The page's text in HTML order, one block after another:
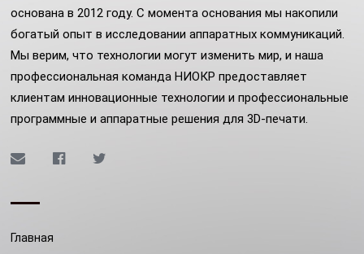
основана в 2012 году. С момента основания мы накопили
богатый опыт в исследовании аппаратных коммуникаций.
Мы верим, что технологии могут изменить мир, и наша
профессиональная команда НИОКР предоставляет
клиентам инновационные технологии и профессиональные
программные и аппаратные решения для 3D-печати.
Главная